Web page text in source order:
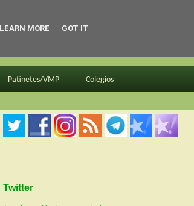
Patinetes/VMP Colegios
Twitter
LEARN MORE GOT IT